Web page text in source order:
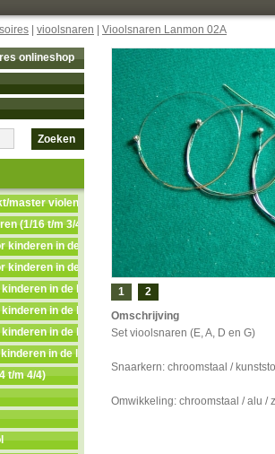
vioolsnaren Vioolsnaren Lanmon 02A
onlineshop
Zoeken
master violen NU MET 50% KORTING
(1/16 t/m 3/4)
kinderen in de leeftijd van 3 t/m 4)
kinderen in de leeftijd van 4 t/m 5)
in de leeftijd van 5t/m7)
in de leeftijd van 7 t/m 9)
in de leeftijd van 9 t/m 11)
in de leeftijd van 11 t/m 13)
t/m 4/4)
1
2
Omschrijving
Set vioolsnaren (E, A, D en G)
Snaarkern: chroomstaal /
Omwikkeling: chroomstaal / alu /